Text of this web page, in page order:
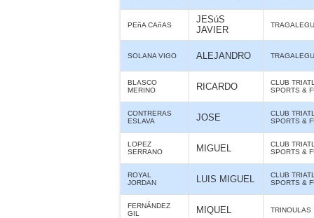
PEñA CAñAS
JESúS
JAVIER
SOLANA VIGO ALEJANDRO
BLASCO
MERINO
RICARDO
CLUB
SPORTS &
CONTRERAS
ESLAVA
JOSE
CLUB
SPORTS &
LOPEZ
SERRANO
MIGUEL
CLUB
SPORTS &
ROYAL
JORDAN
LUIS MIGUEL
CLUB
SPORTS &
FERNÁNDEZ
GIL
MIQUEL TRINOULAS